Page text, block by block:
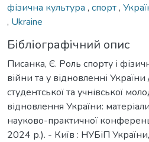
фізична культура , спорт,
, Ukraine
Бібліографічний опис
Писанка, Є. Роль спорту і
війни та у відновленні
студентської та учнівської
відновлення України:
науково-практичної
2024 р.). - Київ : НУБіП